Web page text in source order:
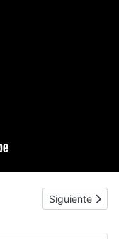
ion nitrito
(NO2−
Artículo
Siguiente